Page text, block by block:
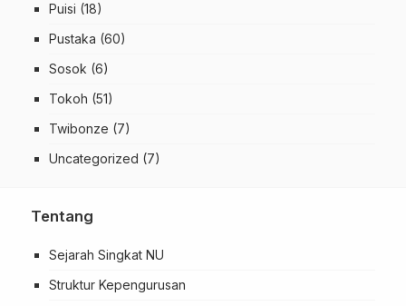
Puisi (18)
Pustaka (60)
Sosok (6)
Tokoh (51)
Twibonze (7)
Uncategorized (7)
Tentang
Sejarah Singkat NU
Struktur Kepengurusan